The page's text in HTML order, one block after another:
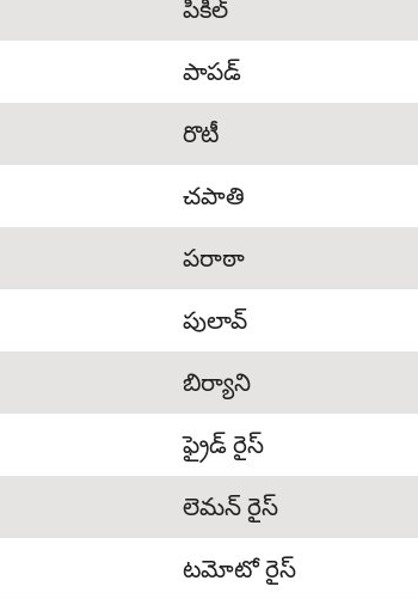
పికిల్
పాపడ్
రొటీ
చపాతి
పరాఠా
పులావ్
బిర్యాని
ఫ్రైడ్ రైస్
లెమన్ రైస్
టమోటో రైస్